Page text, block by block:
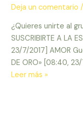
Deja un comentario
¿Quieres unirte al
SUSCRIBIRTE A LA
23/7/2017] AMOR
DE ORO» [08:40,
23/Jul/2017
Leer más »